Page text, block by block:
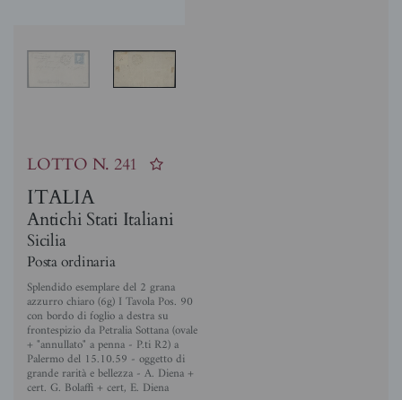
LOTTO N. 241
ITALIA
Antichi Stati Italiani
Sicilia
Posta ordinaria
Splendido esemplare del 2 grana
azzurro chiaro (6g) I Tavola Pos. 90
con bordo di foglio a destra su
frontespizio da Petralia Sottana (ovale
+ "annullato" a penna - P.ti R2) a
Palermo del 15.10.59 - oggetto di
grande rarità e bellezza - A. Diena +
cert. G. Bolaffi + cert, E. Diena